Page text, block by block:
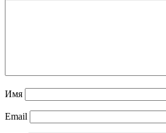
Имя
Email